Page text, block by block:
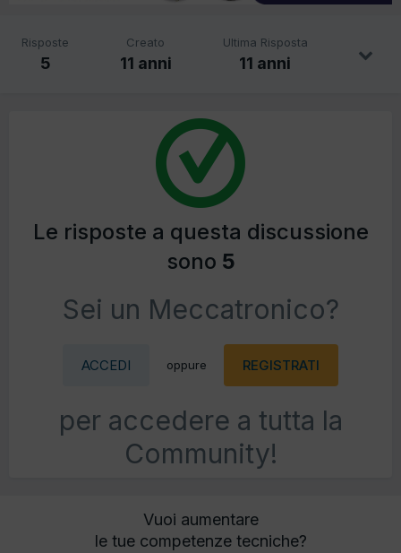
Risposte
5
Creato
11 anni
Ultima Risposta
11 anni
Le risposte a questa discussione
sono 5
Sei un Meccatronico?
ACCEDI oppure REGISTRATI
per accedere a tutta la
Community!
Vuoi aumentare
le tue competenze tecniche?